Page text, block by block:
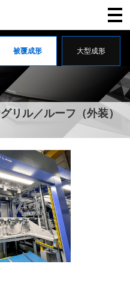
被覆成形 大型成形
グリル／ルーフ（外装）